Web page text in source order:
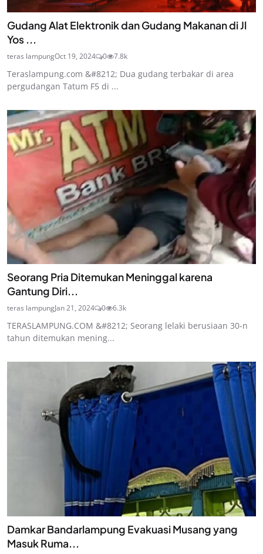
Gudang Alat Elektronik dan Gudang Makanan di Jl
Yos ...
teras lampungOct 19, 2024 0 7.8k
Teraslampung.com &#8212; Dua gudang terbakar di area
pergudangan Tatum F5 di ...
Seorang Pria Ditemukan Meninggal karena
Gantung Diri...
teras lampungJan 21, 2024 0 6.3k
TERASLAMPUNG.COM &#8212; Seorang lelaki berusiaan 30-n
tahun ditemukan mening...
Damkar Bandarlampung Evakuasi Musang yang
Masuk Ruma...